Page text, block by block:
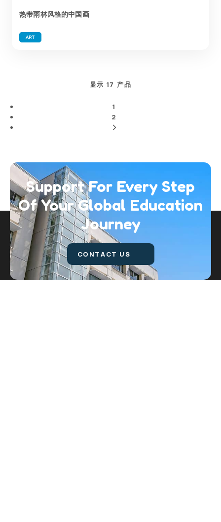
热带雨林风格的中国画
ART
显示 17 产品
1
2
Support For Every Step
Of Your Global Education
Journey
CONTACT US